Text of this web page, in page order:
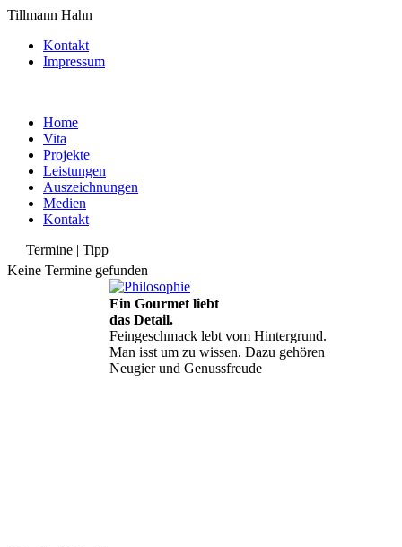
Tillmann Hahn
Kontakt
Impressum
Home
Vita
Projekte
Leistungen
Auszeichnungen
Medien
Kontakt
Termine | Tipp
Keine Termine gefunden
Ein Gourmet liebt
das Detail.
Feingeschmack lebt vom Hintergrund.
Man isst um zu wissen. Dazu gehören
Neugier und Genussfreude